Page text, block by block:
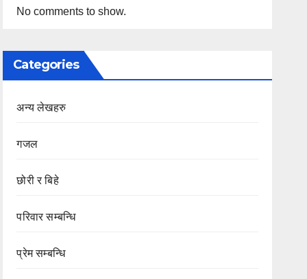
No comments to show.
Categories
अन्य लेखहरु
गजल
छोरी र बिहे
परिवार सम्बन्धि
प्रेम सम्बन्धि